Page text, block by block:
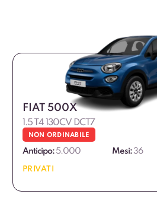
FIAT 500X
1.5 T4 130CV DCT7
NON ORDINABILE
Anticipo:5.000 Mesi:36
PRIVATI